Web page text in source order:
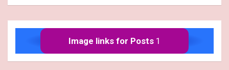
Image links for Posts 1